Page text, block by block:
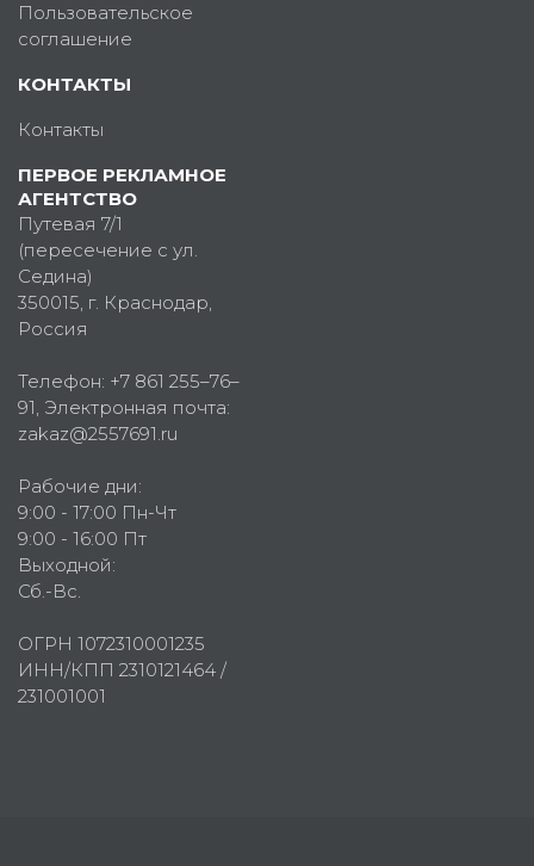
Пользовательское
соглашение
КОНТАКТЫ
Контакты
ПЕРВОЕ РЕКЛАМНОЕ
АГЕНТСТВО
Путевая 7/1
(пересечение с ул.
Седина)
350015, г. Краснодар,
Россия
Телефон: +7 861 255–76–
91, Электронная почта:
zakaz@2557691.ru
Рабочие дни:
9:00 - 17:00 Пн-Чт
9:00 - 16:00 Пт
Выходной:
Сб.-Вс.
ОГРН 1072310001235
ИНН/КПП 2310121464 /
231001001